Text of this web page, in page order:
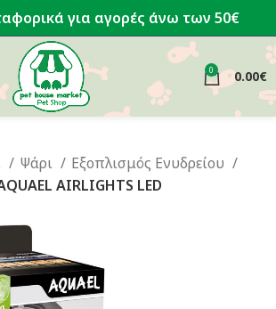
για αγορές άνω των 50€
0 0.00€
Ψάρι
Εξοπλισμός Ενυδρείου
AIRLIGHTS LED